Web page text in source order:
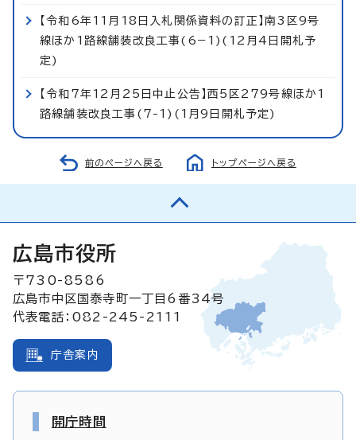
【令和6年11月18日入札関係資料の訂正】南3区9号
線ほか1路線舗装改良工事(6−1)(12月4日開札予
定)
【令和7年12月25日中止公告】西5区279号線ほか1
路線舗装改良工事(7-1)(1月9日開札予定)
前のページへ戻る トップページへ戻る
広島市役所
〒730-8586
広島市中区国泰寺町一丁目6番34号
代表電話：082-245-2111
庁舎案内
開庁時間